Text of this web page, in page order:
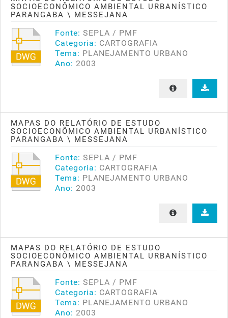
SOCIOECONÔMICO AMBIENTAL URBANÍSTICO
PARANGABA \ MESSEJANA
Fonte: SEPLA / PMF
Categoria: CARTOGRAFIA
Tema: PLANEJAMENTO URBANO
Ano: 2003
MAPAS DO RELATÓRIO DE ESTUDO
SOCIOECONÔMICO AMBIENTAL URBANÍSTICO
PARANGABA \ MESSEJANA
Fonte: SEPLA / PMF
Categoria: CARTOGRAFIA
Tema: PLANEJAMENTO URBANO
Ano: 2003
MAPAS DO RELATÓRIO DE ESTUDO
SOCIOECONÔMICO AMBIENTAL URBANÍSTICO
PARANGABA \ MESSEJANA
Fonte: SEPLA / PMF
Categoria: CARTOGRAFIA
Tema: PLANEJAMENTO URBANO
Ano: 2003